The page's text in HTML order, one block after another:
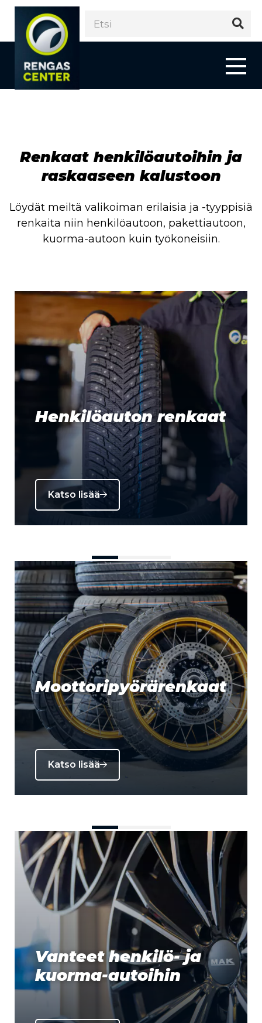
Renkaat henkilöautoihin ja
raskaaseen kalustoon
Löydät meiltä valikoiman erilaisia ja -tyyppisiä
renkaita niin henkilöautoon, pakettiautoon,
kuorma-autoon kuin työkoneisiin.
Henkilöauton renkaat
Katso lisää
Moottoripyörärenkaat
Katso lisää
Vanteet henkilö- ja
kuorma-autoihin